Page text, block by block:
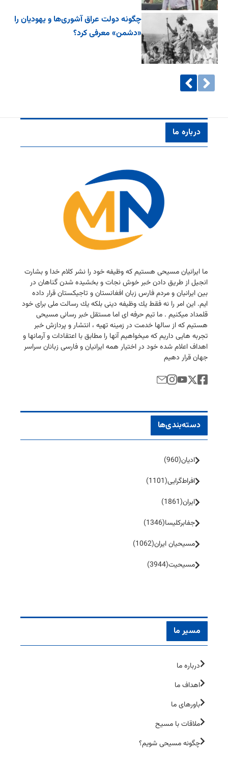
چگونه دولت عراق آشوری‌ها و یهودیان را
«دشمن» معرفی کرد؟
درباره ما
ما ایرانیان مسیحی هستیم كه وظیفه خود را نشر كلام خدا و بشارت
انجیل از طریق دادن خبر خوش نجات و بخشیده شدن گناهان در
بین ایرانیان و مردم فارس زبان افغانستان و تاجیكستان قرار داده
ایم. این امر را نه فقط یك وظیفه دینی بلكه یك رسالت ملی برای خود
قلمداد میكنیم . ما تیم حرفه ای اما مستقل خبر رسانی مسیحی
هستیم كه از سالها خدمت در زمینه تهیه ، انتشار و پردازش خبر
تجربه هایی داریم كه میخواهیم آنها را مطابق با اعتقادات و آرمانها و
اهداف اعلام شده خود در اختیار همه ایرانیان و فارسی زبانان سراسر
جهان قرار دهیم
دسته‌بندی‌ها
ادیان(960)
افراط‌گرایی(1101)
ایران(1861)
جفا‌بر‌کلیسا(1346)
مسیحیان ایران(1062)
مسیحیت(3944)
مسیر ما
درباره ما
اهداف ما
باورهای ما
ملاقات با مسیح
چگونه مسیحی شویم؟